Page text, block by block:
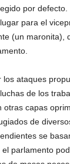
por
para el
(un maronita),
los ataques
de los
otras capas
de
se
parlamento